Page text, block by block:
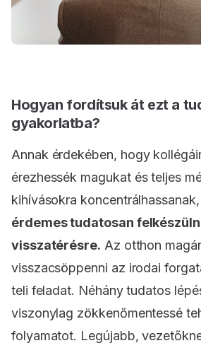
Hogyan fordítsuk át ezt a
gyakorlatba?
Annak érdekében, hogy
érezhessék magukat és teljes
kihívásokra koncentrálhassanak,
érdemes tudatosan
visszatérésre. Az otthon
visszacsöppenni az irodai
teli feladat. Néhány tudatos
viszonylag zökkenőmentessé
folyamatot. Legújabb,